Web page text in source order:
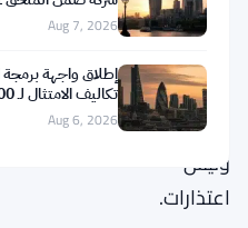
يريد
المنظم
خطط
عمل،
وليس
اعتذارات.
Aug 7, 2026
تكاليف الامتثال لـ 50,000 شركة بريطانية
Aug 6, 2026